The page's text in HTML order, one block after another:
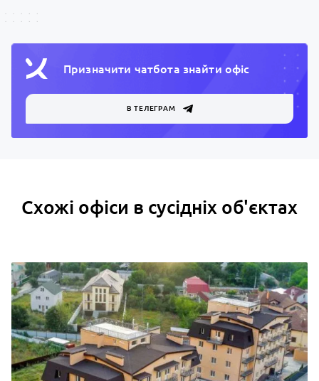
Призначити чатбота знайти офiс
В ТЕЛЕГРАМ
Схожі офіси в сусідніх об'єктах